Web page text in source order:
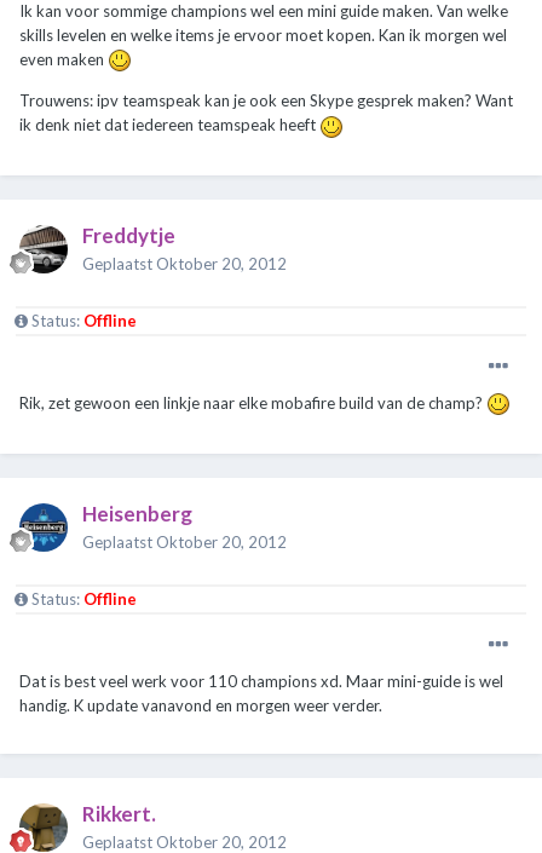
Ik kan voor sommige champions wel een mini guide maken. Van welke
skills levelen en welke items je ervoor moet kopen. Kan ik morgen wel
even maken
Trouwens: ipv teamspeak kan je ook een Skype gesprek maken? Want
ik denk niet dat iedereen teamspeak heeft
Freddytje
Geplaatst Oktober 20, 2012
Status: Offline
Rik, zet gewoon een linkje naar elke mobafire build van de champ?
Heisenberg
Geplaatst Oktober 20, 2012
Status: Offline
Dat is best veel werk voor 110 champions xd. Maar mini-guide is wel
handig. K update vanavond en morgen weer verder.
Rikkert.
Geplaatst Oktober 20, 2012